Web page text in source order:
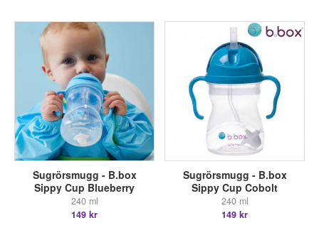
Sugrörsmugg - B.box
Sippy Cup Blueberry
240 ml
149 kr
Sugrörsmugg - B.box
Sippy Cup Cobolt
240 ml
149 kr